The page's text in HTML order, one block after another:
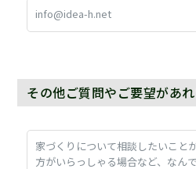
その他ご質問やご要望があ